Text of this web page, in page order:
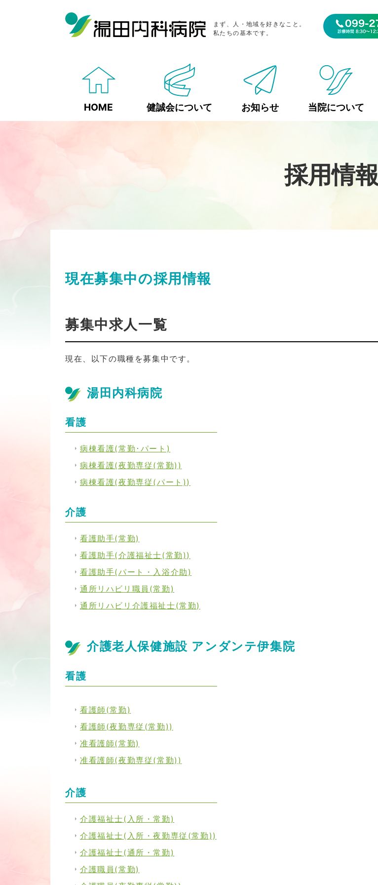
HOME 健誠会について お知らせ 当院について
まず、人・地域を好きなこと。
私たちの基本です。
採用情報
現在募集中の採用情報
募集中求人一覧
現在、以下の職種を募集中です。
湯田内科病院
看護
病棟看護(常勤･パート)
病棟看護(夜勤専従(常勤))
病棟看護(夜勤専従(パート))
介護
看護助手(常勤)
看護助手(介護福祉士(常勤))
看護助手(パート・入浴介助)
通所リハビリ職員(常勤)
通所リハビリ介護福祉士(常勤)
介護老人保健施設 アンダンテ伊集院
看護
看護師(常勤)
看護師(夜勤専従(常勤))
准看護師(常勤)
准看護師(夜勤専従(常勤))
介護
介護福祉士(入所・常勤)
介護福祉士(入所・夜勤専従(常勤))
介護福祉士(通所・常勤)
介護職員(常勤)